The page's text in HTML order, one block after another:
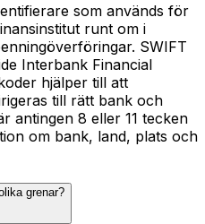
som används för
runt om i
SWIFT
Interbank Financial
hjälper till att
till rätt bank och
antingen 8 eller 11 tecken
om bank, land, plats och
grenar?